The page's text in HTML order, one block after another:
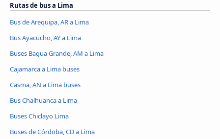
Rutas de bus a Lima
Bus de Arequipa, AR a Lima
Bus Ayacucho, AY a Lima
Buses Bagua Grande, AM a Lima
Cajamarca a Lima buses
Casma, AN a Lima buses
Bus Chalhuanca a Lima
Buses Chiclayo Lima
Buses de Córdoba, CD a Lima